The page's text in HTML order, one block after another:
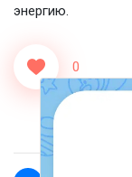
энергию.
0